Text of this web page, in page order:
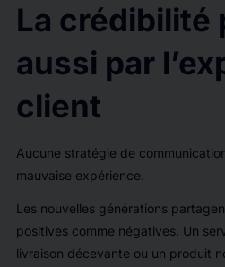
La crédibilité
aussi par
client
Aucune stratégie de
mauvaise expérience.
Les nouvelles générations
positives comme négatives. Un
livraison décevante ou un produit